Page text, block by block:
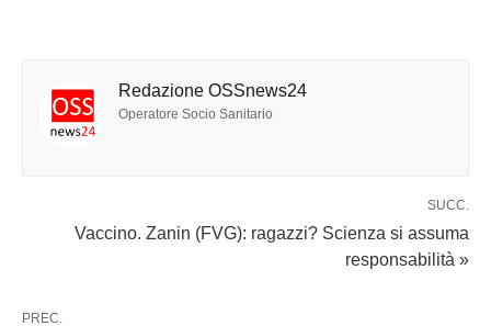
Redazione OSSnews24
Operatore Socio Sanitario
SUCC.
Vaccino. Zanin (FVG): ragazzi? Scienza si assuma
responsabilità »
PREC.